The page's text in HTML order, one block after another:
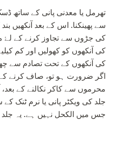
تھرمل یا معدنی پانی کے ساتھ
سے پھینکنا. اس کے بعد آنکھیں
کی جڑوں سے تجاوز کرنے کے لۓ
کی آنکھوں کو کھولیں اور کم
کی آنکھوں کے تحت تصادم سے
اگر ضرورت ہو تو، صاف کرنے
محرموں سے کاکر نکالنے کے بعد،
جلد کی ویکٹر پانی یا نرم ٹنک کے
جس میں الکحل نہیں ہے. یہ جلد